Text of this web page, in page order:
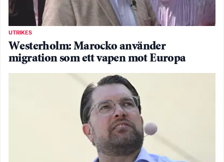
UTRIKES
Westerholm: Marocko använder
migration som ett vapen mot Europa